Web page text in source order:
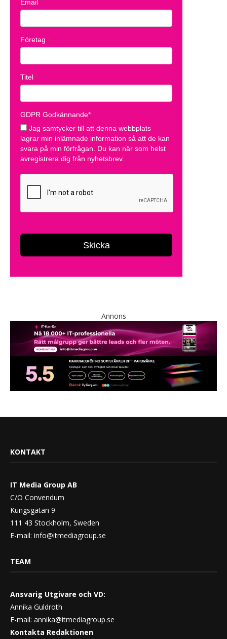
Annons
KONTAKT
IT Media Group AB
C/O Convendum
Kungsgatan 9
111 43 Stockholm, Sweden
E-mail: info@itmediagroup.se
TEAM
Ansvarig Utgivare och VD:
Annika Guldroth
E-mail: annika@itmediagroup.se
Kontakta Redaktionen